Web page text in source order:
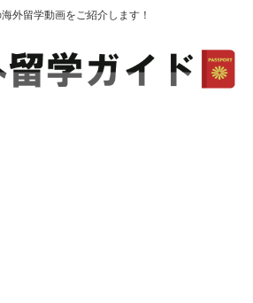
外留学動画をご紹介します！